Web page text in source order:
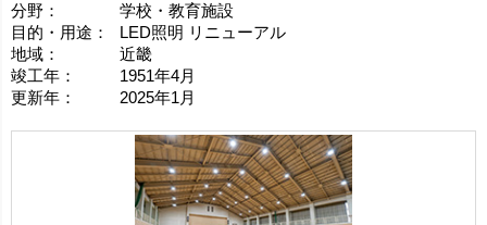
分野：
学校・教育施設
目的・用途：
LED照明 リニューアル
地域：
近畿
竣工年：
1951年4月
更新年：
2025年1月